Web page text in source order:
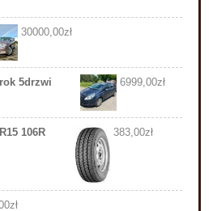
30000,00zł
5drzwi 6999,00zł
106R 383,00zł
zł